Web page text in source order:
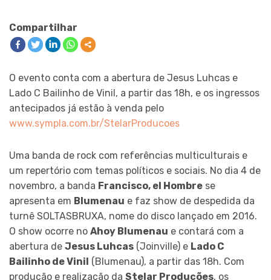
Compartilhar
O evento conta com a abertura de Jesus Luhcas e
Lado C Bailinho de Vinil, a partir das 18h, e os ingressos
antecipados já estão à venda pelo
www.sympla.com.br/StelarProducoes
Uma banda de rock com referências multiculturais e
um repertório com temas políticos e sociais. No dia 4 de
novembro, a banda Francisco, el Hombre se
apresenta em Blumenau e faz show de despedida da
turnê SOLTASBRUXA, nome do disco lançado em 2016.
O show ocorre no Ahoy Blumenau e contará com a
abertura de Jesus Luhcas (Joinville) e Lado C
Bailinho de Vinil (Blumenau), a partir das 18h. Com
produção e realização da Stelar Produções, os